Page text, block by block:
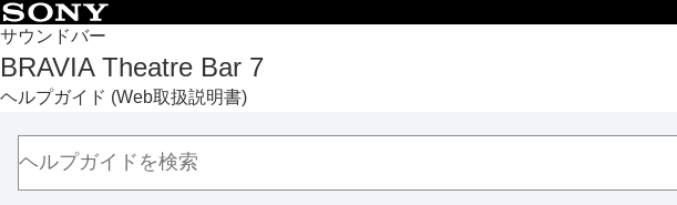
サウンドバー
BRAVIA Theatre Bar 7
ヘルプガイド (Web取扱説明書)
トップページ
本機の使いかた
各部の名称とはたらき
同梱品を確認する